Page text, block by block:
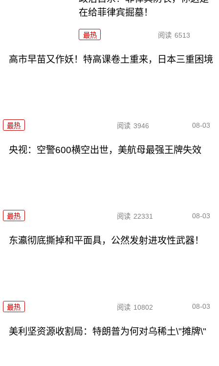
在给菲律宾掘墓！
最热 阅读 6513
高市早苗又作妖！特高课卷土重来，日本三重困境
最热 阅读 3946 08-03
央视：空警600横空出世，美航母最强王牌失效
最热 阅读 22331 08-03
东瀛彻底撕掉和平面具，公然发射进攻性武器！
最热 阅读 10802 08-03
美利坚资源收割局：特朗普为何对乌稀土\"摊牌\"